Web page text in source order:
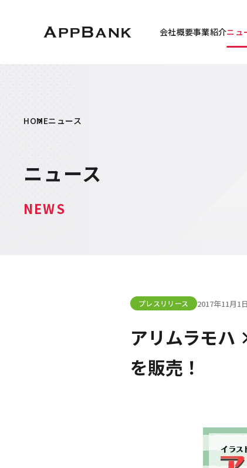
会社概要事業紹介ニュ
HOMEニュース
ニュース
NEWS
プレスリリース 2017年11月1日
アリムラモ
を販売！